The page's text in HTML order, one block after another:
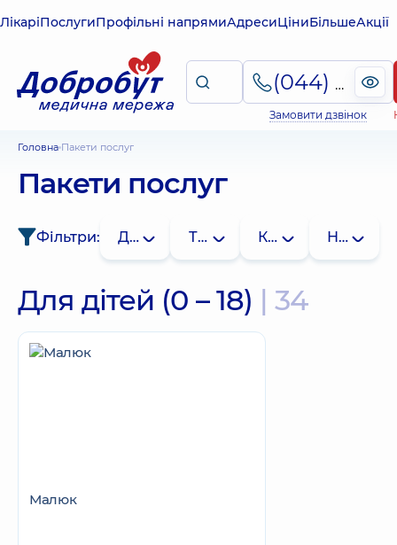
ЛікаріПослугиПрофільні напрямиАдресиЦіниБільшеАкції
(044) 495-2-888
Замовити дзвінок
Головна Пакети послуг
Пакети послуг
Фільтри: Для кого Тип Клініка Напрям
Для дітей (0 – 18) | 34
Малюк